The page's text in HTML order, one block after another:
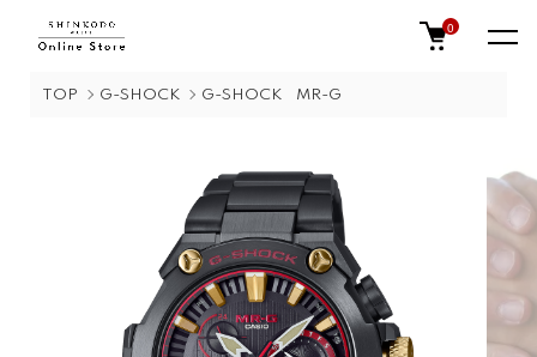
0
TOP G-SHOCK G-SHOCK MR-G